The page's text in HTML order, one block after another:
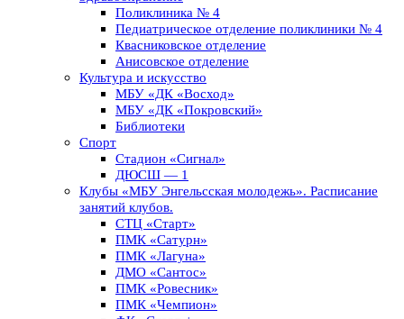
Поликлиника № 4
Педиатрическое отделение поликлиники № 4
Квасниковское отделение
Анисовское отделение
Культура и искусство
МБУ «ДК «Восход»
МБУ «ДК «Покровский»
Библиотеки
Спорт
Стадион «Сигнал»
ДЮСШ — 1
Клубы «МБУ Энгельсская молодежь». Расписание
занятий клубов.
СТЦ «Старт»
ПМК «Сатурн»
ПМК «Лагуна»
ДМО «Сантос»
ПМК «Ровесник»
ПМК «Чемпион»